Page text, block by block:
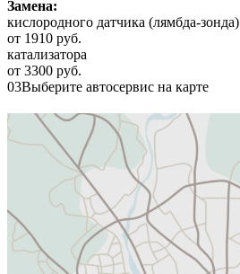
Замена:
кислородного датчика (лямбда-зонда)
от 1910 руб.
катализатора
от 3300 руб.
03Выберите автосервис на карте